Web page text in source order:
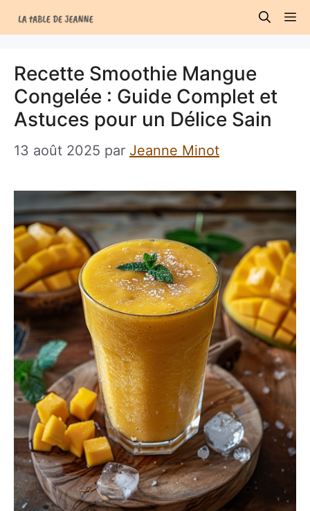
au
Recette Smoothie Mangue
Congelée : Guide Complet et
Astuces pour un Délice Sain
13 août 2025 par Jeanne Minot